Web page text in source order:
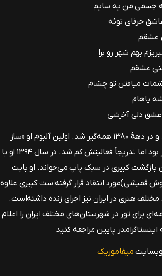
جسمی من یه سایم
حرفای توئه
عشقم
بهم شهر رو برا
عشقم
میافتن تو چشام
پاهام
دلی آخرشی
مجتبی کبیری در دههٔ ۱۳۷۰ وارد موسیقی پاپ شد و در دههٔ ۱۳۸۰ همه‌گیر شد. اولین آلبوم او «ساز
مخالف» نام داشت. کبیری در سال‌های بعد از آن پرکار بود اما تدریجاً فعالیتش کم شد. در سال ۱۳۹۴ او با
بازگشت کبیری در سبک پاپ می‌خواند. او بابت
انتقاد قرار گرفته‌است کبیری علاوه
هنری در ایران نیز اجرای زنده داشته‌است.
برای تور در شهرستان‌های مختلف ایران را اعلام
پایین مراجعه کنید
وبسایتمیفاموزیک